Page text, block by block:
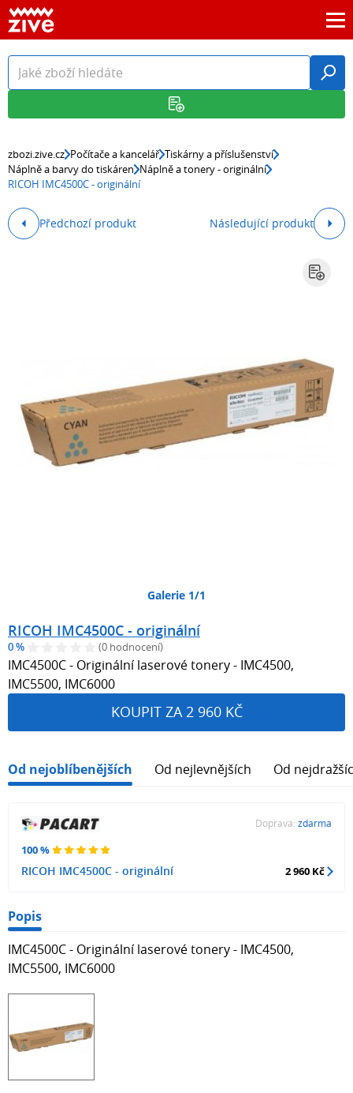
zbozi.zive.cz Počítače a kancelář Tiskárny a příslušenství
Náplně a barvy do tiskáren Náplně a tonery - originální
RICOH IMC4500C - originální
Předchozí produkt Následující produkt
Galerie 1/1
RICOH IMC4500C - originální
0 % (0 hodnocení)
IMC4500C - Originální laserové tonery - IMC4500,
IMC5500, IMC6000
KOUPIT ZA 2 960 KČ
Od nejoblíbenějších Od nejlevnějších Od
100 %
RICOH IMC4500C - originální
Doprava: zdarma
2 960 Kč
Popis
IMC4500C - Originální laserové tonery - IMC4500,
IMC5500, IMC6000